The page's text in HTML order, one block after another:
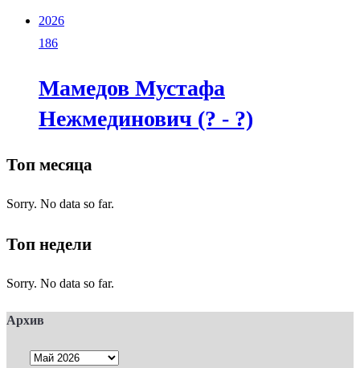
2026
186
Мамедов Мустафа
Нежмединович (? - ?)
Топ месяца
Sorry. No data so far.
Топ недели
Sorry. No data so far.
Архив